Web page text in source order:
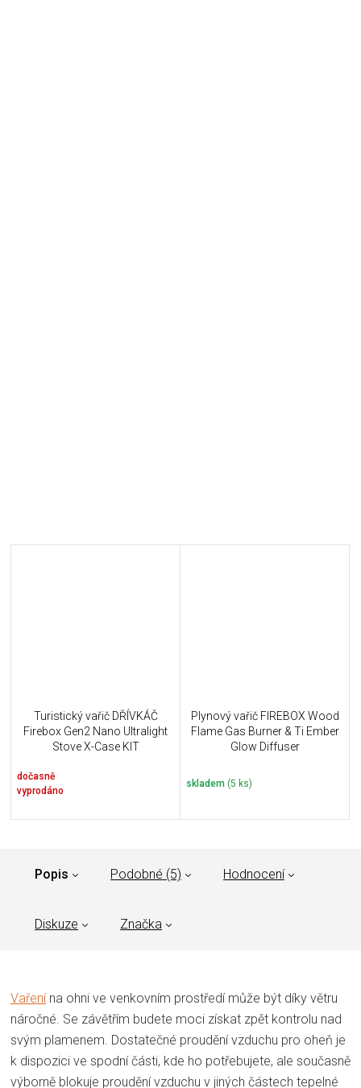
Turistický vařič DŘÍVKÁČ
Firebox Gen2 Nano Ultralight
Stove X-Case KIT
dočasně
vyprodáno
Plynový vařič FIREBOX Wood
Flame Gas Burner & Ti Ember
Glow Diffuser
skladem (5 ks)
Popis Podobné (5) Hodnocení
Diskuze Značka
Vařenína ohni ve venkovním prostředí může být díky větru
náročné. Se závětřím budete moci získat zpět kontrolu nad
svým plamenem. Dostatečné proudění vzduchu pro oheň je
k dispozici ve spodní části, kde ho potřebujete, ale současně
výborně blokuje proudění vzduchu v jiných částech tepelné